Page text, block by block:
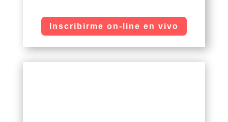
Inscribirme on-line en vivo